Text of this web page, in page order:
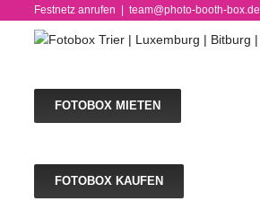
Festnetz anrufen team@photo-booth-box.de
FOTOBOX MIETEN
FOTOBOX KAUFEN